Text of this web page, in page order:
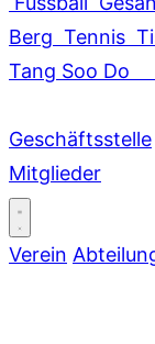
Berg Tennis
Tang Soo Do
Geschäftsstelle
Mitglieder
Verein